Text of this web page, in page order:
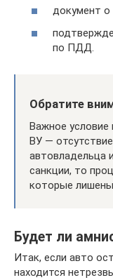
документ
по ПДД.
Обратите
Важное
ВУ —
автовладельца
санкции, то
которые лишены
Будет ли
Итак, если авто
находится